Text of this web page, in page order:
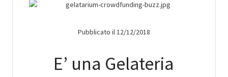
Pubblicato il 12/12/2018
E’ una Gelateria